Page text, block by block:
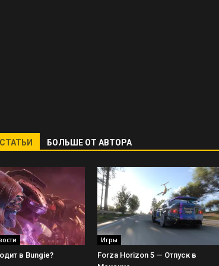
БОЛЬШЕ ОТ АВТОРА
в Bungie?
Игры
Forza Horizon 5 — Отпуск в